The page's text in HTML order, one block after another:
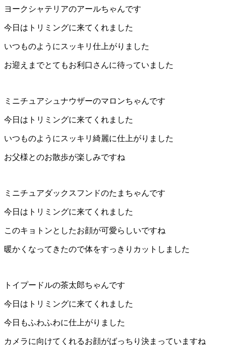
ト
サ
ロ
ペ
ッ
ト
テ
ル
ヨークシャテリアのアールちゃんです
今日はトリミングに来てくれました
いつものようにスッキリ仕上がりました
お迎えまでとてもお利口さんに待っていました
ミニチュアシュナウザーのマロンちゃんです
今日はトリミングに来てくれました
いつものようにスッキリ綺麗に仕上がりました
お父様とのお散歩が楽しみですね
ミニチュアダックスフンドのたまちゃんです
今日はトリミングに来てくれました
このキョトンとしたお顔が可愛らしいですね
暖かくなってきたので体をすっきりカットしました
トイプードルの茶太郎ちゃんです
今日はトリミングに来てくれました
今日もふわふわに仕上がりました
カメラに向けてくれるお顔がばっちり決まっていますね